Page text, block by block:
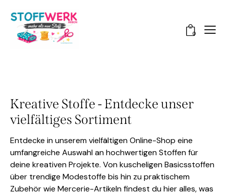
0
Kreative Stoffe - Entdecke unser
vielfältiges Sortiment
Entdecke in unserem vielfältigen Online-Shop eine
umfangreiche Auswahl an hochwertigen Stoffen für
deine kreativen Projekte. Von kuscheligen Basicsstoffen
über trendige Modestoffe bis hin zu praktischem
Zubehör wie Mercerie-Artikeln findest du hier alles, was